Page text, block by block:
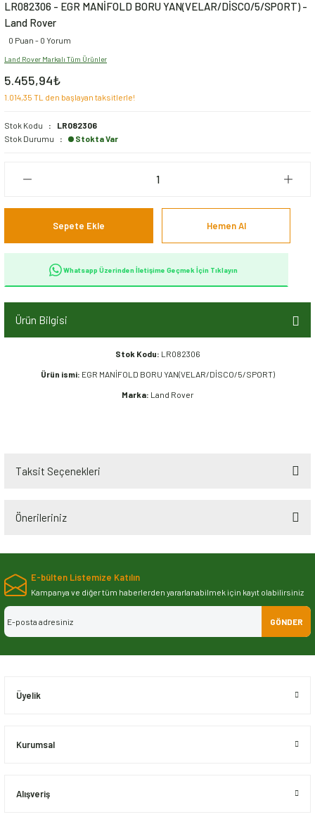
LR082306 - EGR MANİFOLD BORU YAN(VELAR/DİSCO/5/SPORT) -
Land Rover
0 Puan - 0 Yorum
Land Rover Markalı Tüm Ürünler
5.455,94₺
1.014,35 TL den başlayan taksitlerle!
Stok Kodu
LR082306
Stok Durumu
Stokta Var
Sepete Ekle Hemen Al
Whatsapp Üzerinden İletişime Geçmek İçin Tıklayın
Ürün Bilgisi
Stok Kodu: LR082306
Ürün ismi: EGR MANİFOLD BORU YAN(VELAR/DİSCO/5/SPORT)
Marka: Land Rover
Taksit Seçenekleri
Önerileriniz
Bu ürünün fiyat bilgisi, resim, ürün açıklamalarında ve diğer konularda
iletebilirsiniz.
Görüş ve önerileriniz için teşekkür ederiz.
Ürün resmi kalitesiz, bozuk veya görüntülenemiyor.
E-bülten Listemize Katılın
Kampanya ve diğer tüm haberlerden yararlanabilmek için kayıt olabilirsiniz
GÖNDER
Üyelik
Kurumsal
Alışveriş